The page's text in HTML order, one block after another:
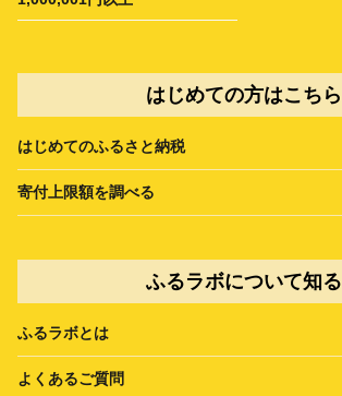
はじめての方はこちら
はじめてのふるさと納税
寄付上限額を調べる
ふるラボについて知る
ふるラボとは
よくあるご質問